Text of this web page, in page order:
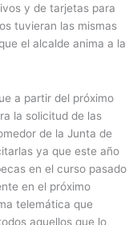
y de tarjetas para
tuvieran las mismas
el alcalde anima a la
a partir del próximo
la solicitud de las
de la Junta de
ya que este año
en el curso pasado
en el próximo
telemática que
aquellos que lo